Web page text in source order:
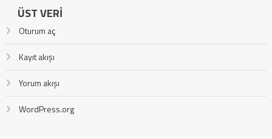
ÜST VERI
Oturum aç
Kayıt akışı
Yorum akışı
WordPress.org